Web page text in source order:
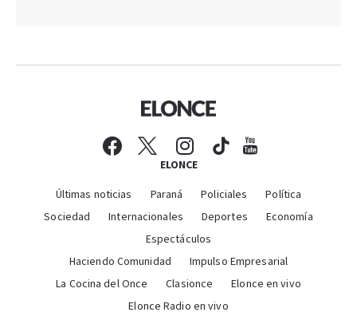
ELONCE
Últimas noticias Paraná Policiales
Política
Sociedad
Internacionales Deportes
Economía
Espectáculos
Haciendo Comunidad
Impulso Empresarial
La Cocina del Once
Clasionce
Elonce en vivo
Elonce Radio en vivo